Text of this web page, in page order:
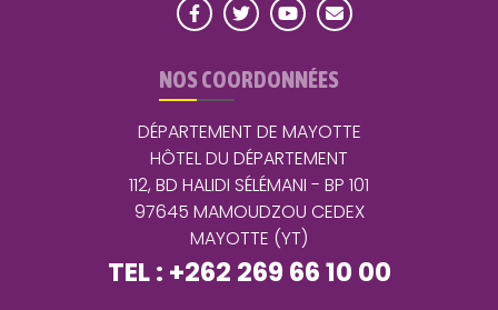
NOS COORDONNÉES
DÉPARTEMENT DE MAYOTTE
HÔTEL DU DÉPARTEMENT
112, BD HALIDI SÉLÉMANI - BP 101
97645 MAMOUDZOU CEDEX
MAYOTTE (YT)
TEL : +262 269 66 10 00